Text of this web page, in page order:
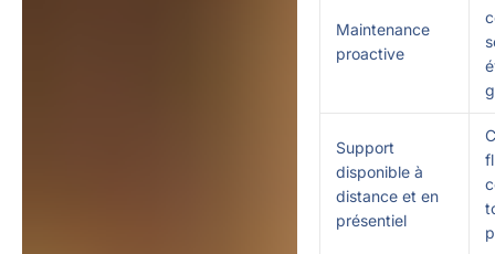
Maintenance
proactive
Support
disponible à
distance et en
présentiel